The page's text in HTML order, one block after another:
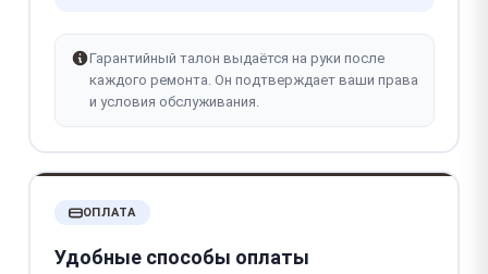
Гарантийный талон выдаётся на руки после
каждого ремонта. Он подтверждает ваши права
и условия обслуживания.
ОПЛАТА
Удобные способы оплаты